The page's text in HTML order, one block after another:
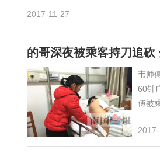
2017-11-27
的哥深夜被乘客持刀追砍
韦师
60针
傅被